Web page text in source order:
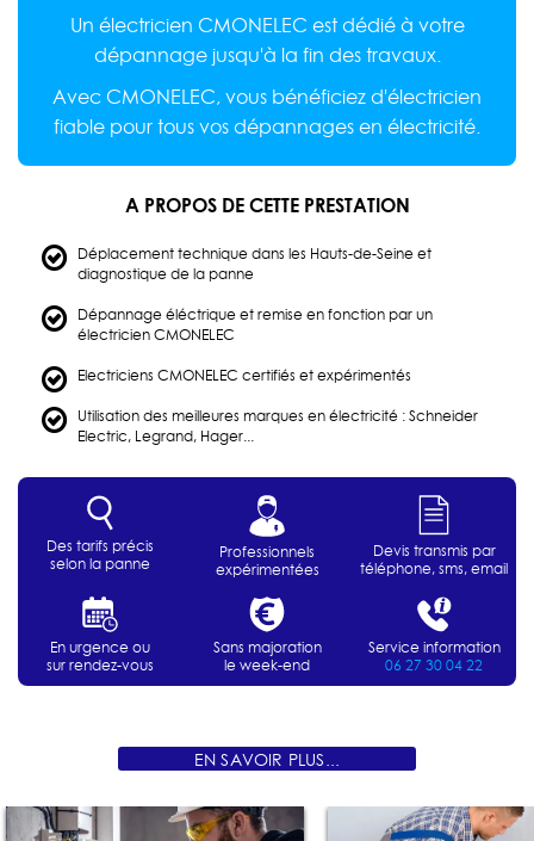
Un électricien CMONELEC est dédié à votre
dépannage jusqu'à la fin des travaux.
Avec CMONELEC, vous bénéficiez d'électricien
fiable pour tous vos dépannages en électricité.
A PROPOS DE CETTE PRESTATION
Déplacement technique dans les Hauts-de-Seine et
diagnostique de la panne
Dépannage éléctrique et remise en fonction par un
électricien CMONELEC
Electriciens CMONELEC certifiés et expérimentés
Utilisation des meilleures marques en électricité : Schneider
Electric, Legrand, Hager...
Des tarifs précis
selon la panne
Professionnels
expérimentées
Devis transmis par
téléphone, sms, email
En urgence ou
sur rendez-vous
Sans majoration
le week-end
Service information
06 27 30 04 22
EN SAVOIR PLUS...